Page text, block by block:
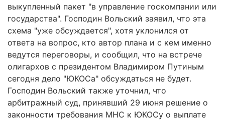
выкупленный пакет "в управление госкомпании или
государства". Господин Вольский заявил, что эта
схема "уже обсуждается", хотя уклонился от
ответа на вопрос, кто автор плана и с кем именно
ведутся переговоры, и сообщил, что на встрече
олигархов с президентом Владимиром Путиным
сегодня дело "ЮКОСа" обсуждаться не будет.
Господин Вольский также уточнил, что
арбитражный суд, принявший 29 июня решение о
законности требования МНС к ЮКОСу о выплате